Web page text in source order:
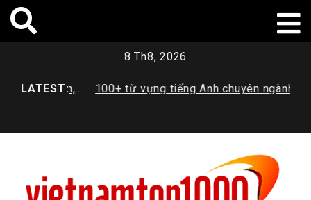
Skip
8 Th8, 2026
LATEST:
chuẩn,
100+ từ vựng tiếng Anh chuyên ngành
Học